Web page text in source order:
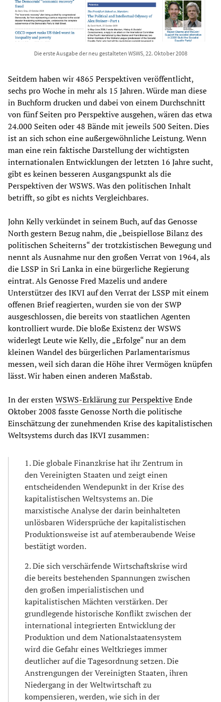
Die erste Ausgabe der neu gestalteten WSWS, 22. Oktober 2008
Seitdem haben wir 4865 Perspektiven veröffentlicht,
sechs pro Woche in mehr als 15 Jahren. Würde man diese
in Buchform drucken und dabei von einem Durchschnitt
von fünf Seiten pro Perspektive ausgehen, wären das etwa
24.000 Seiten oder 48 Bände mit jeweils 500 Seiten. Dies
ist an sich schon eine außergewöhnliche Leistung. Wenn
man eine rein faktische Darstellung der wichtigsten
internationalen Entwicklungen der letzten 16 Jahre sucht,
gibt es keinen besseren Ausgangspunkt als die
Perspektiven der WSWS. Was den politischen Inhalt
betrifft, so gibt es nichts Vergleichbares.
John Kelly verkündet in seinem Buch, auf das Genosse
North gestern Bezug nahm, die „beispiellose Bilanz des
politischen Scheiterns“ der trotzkistischen Bewegung und
nennt als Ausnahme nur den großen Verrat von 1964, als
die LSSP in Sri Lanka in eine bürgerliche Regierung
eintrat. Als Genosse Fred Mazelis und andere
Unterstützer des IKVI auf den Verrat der LSSP mit einem
offenen Brief reagierten, wurden sie von der SWP
ausgeschlossen, die bereits von staatlichen Agenten
kontrolliert wurde. Die bloße Existenz der WSWS
widerlegt Leute wie Kelly, die „Erfolge“ nur an dem
kleinen Wandel des bürgerlichen Parlamentarismus
messen, weil sich daran die Höhe ihrer Vermögen knüpfen
lässt. Wir haben einen anderen Maßstab.
In der erstenWSWS-Erklärung zur PerspektiveEnde
Oktober 2008 fasste Genosse North die politische
Einschätzung der zunehmenden Krise des kapitalistischen
Weltsystems durch das IKVI zusammen:
1. Die globale Finanzkrise hat ihr Zentrum in
den Vereinigten Staaten und zeigt einen
entscheidenden Wendepunkt in der Krise des
kapitalistischen Weltsystems an. Die
marxistische Analyse der darin beinhalteten
unlösbaren Widersprüche der kapitalistischen
Produktionsweise ist auf atemberaubende Weise
bestätigt worden.
2. Die sich verschärfende Wirtschaftskrise wird
die bereits bestehenden Spannungen zwischen
den großen imperialistischen und
kapitalistischen Mächten verstärken. Der
grundlegende historische Konflikt zwischen der
international integrierten Entwicklung der
Produktion und dem Nationalstaatensystem
wird die Gefahr eines Weltkrieges immer
deutlicher auf die Tagesordnung setzen. Die
Anstrengungen der Vereinigten Staaten, ihren
Niedergang in der Weltwirtschaft zu
kompensieren, werden, wie sich in der